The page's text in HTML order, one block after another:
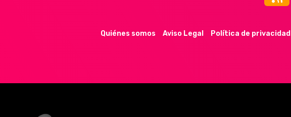
Quiénes somos Aviso Legal Política de privacidad